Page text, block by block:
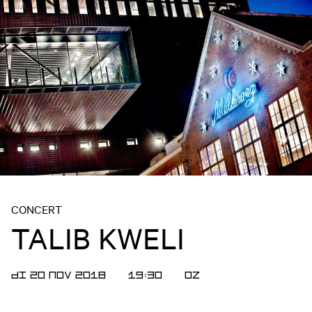
CONCERT
TALIB KWELI
DI 20 NOV 2018 19:30 OZ